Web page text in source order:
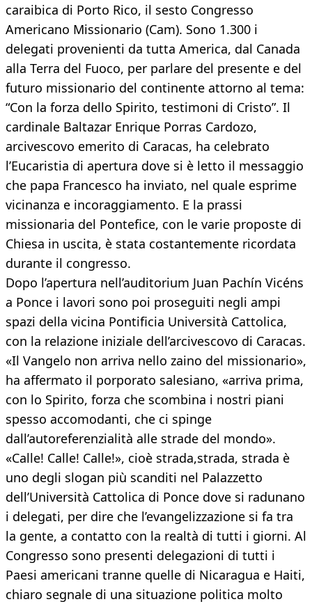
caraibica di Porto Rico, il sesto Congresso
Americano Missionario (Cam). Sono 1.300 i
delegati provenienti da tutta America, dal Canada
alla Terra del Fuoco, per parlare del presente e del
futuro missionario del continente attorno al tema:
“Con la forza dello Spirito, testimoni di Cristo”. Il
cardinale Baltazar Enrique Porras Cardozo,
arcivescovo emerito di Caracas, ha celebrato
l’Eucaristia di apertura dove si è letto il messaggio
che papa Francesco ha inviato, nel quale esprime
vicinanza e incoraggiamento. E la prassi
missionaria del Pontefice, con le varie proposte di
Chiesa in uscita, è stata costantemente ricordata
durante il congresso.
Dopo l’apertura nell’auditorium Juan Pachín Vicéns
a Ponce i lavori sono poi proseguiti negli ampi
spazi della vicina Pontificia Università Cattolica,
con la relazione iniziale dell’arcivescovo di Caracas.
«Il Vangelo non arriva nello zaino del missionario»,
ha affermato il porporato salesiano, «arriva prima,
con lo Spirito, forza che scombina i nostri piani
spesso accomodanti, che ci spinge
dall’autoreferenzialità alle strade del mondo».
«Calle! Calle! Calle!», cioè strada,strada, strada è
uno degli slogan più scanditi nel Palazzetto
dell’Università Cattolica di Ponce dove si radunano
i delegati, per dire che l’evangelizzazione si fa tra
la gente, a contatto con la realtà di tutti i giorni. Al
Congresso sono presenti delegazioni di tutti i
Paesi americani tranne quelle di Nicaragua e Haiti,
chiaro segnale di una situazione politica molto